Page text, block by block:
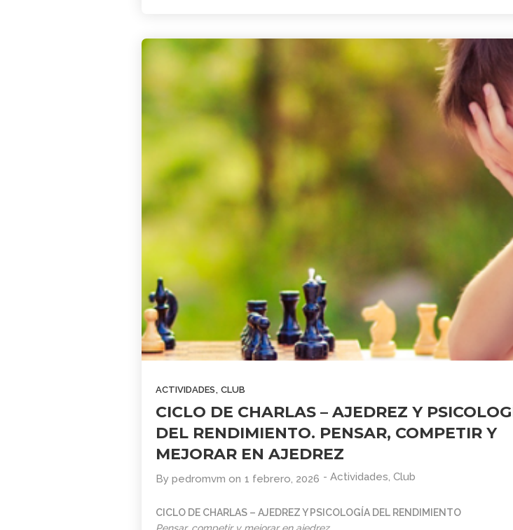
ACTIVIDADES, CLUB
CICLO DE CHARLAS – AJEDREZ Y
DEL RENDIMIENTO. PENSAR, COMPETIR Y
MEJORAR EN AJEDREZ
By pedromvm on 1 febrero, 2026 - Actividades, Club
CICLO DE CHARLAS – AJEDREZ Y PSICOLOGÍA DEL RENDIMIENTO